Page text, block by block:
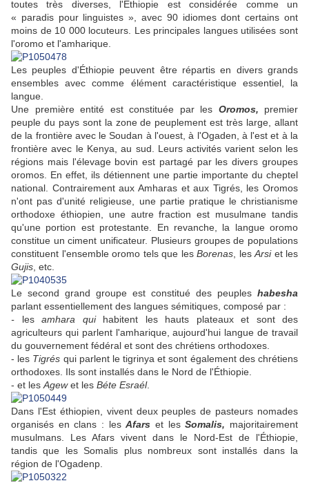
toutes très diverses, l'Éthiopie est considérée comme un
« paradis pour linguistes », avec 90 idiomes dont certains ont
moins de 10 000 locuteurs. Les principales langues utilisées sont
l'oromo et l'amharique.
Les peuples d'Éthiopie peuvent être répartis en divers grands
ensembles avec comme élément caractéristique essentiel, la
langue.
Une première entité est constituée par les Oromos, premier
peuple du pays sont la zone de peuplement est très large, allant
de la frontière avec le Soudan à l'ouest, à l'Ogaden, à l'est et à la
frontière avec le Kenya, au sud. Leurs activités varient selon les
régions mais l'élevage bovin est partagé par les divers groupes
oromos. En effet, ils détiennent une partie importante du cheptel
national. Contrairement aux Amharas et aux Tigrés, les Oromos
n'ont pas d'unité religieuse, une partie pratique le christianisme
orthodoxe éthiopien, une autre fraction est musulmane tandis
qu'une portion est protestante. En revanche, la langue oromo
constitue un ciment unificateur. Plusieurs groupes de populations
constituent l'ensemble oromo tels que les Borenas , les Arsiet les
Gujis , etc.
Le second grand groupe est constitué des peuples habesha
parlant essentiellement des langues sémitiques, composé par :
- les amhara quihabitent les hauts plateaux et sont des
agriculteurs qui parlent l'amharique, aujourd'hui langue de travail
du gouvernement fédéral et sont des chrétiens orthodoxes.
- les Tigrés qui parlent le tigrinya et sont également des chrétiens
orthodoxes. Ils sont installés dans le Nord de l'Éthiopie.
- et les Agewet les Béte Esraél.
Dans l'Est éthiopien, vivent deux peuples de pasteurs nomades
organisés en clans : lesAfars et lesSomalis, majoritairement
musulmans. Les Afars vivent dans le Nord-Est de l'Éthiopie,
tandis que les Somalis plus nombreux sont installés dans la
région de l'Ogadenp.